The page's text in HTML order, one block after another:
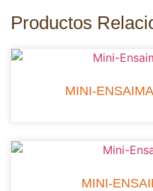
Productos
MINI-
MINI-